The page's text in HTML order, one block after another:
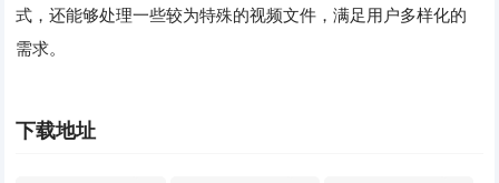
式，还能够处理一些较为特殊的视频文件，满足用户多样化的
需求。
下载地址